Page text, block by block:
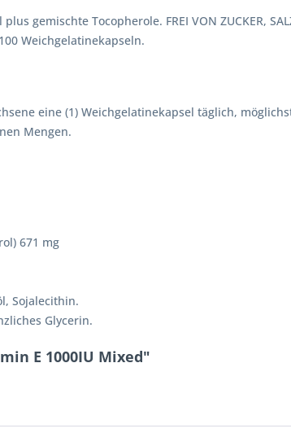
gemischte Tocopherole. FREI VON ZUCKER,
Weichgelatinekapseln.
eine (1) Weichgelatinekapsel täglich,
Mengen.
671 mg
Sojalecithin.
Glycerin.
E 1000IU Mixed"